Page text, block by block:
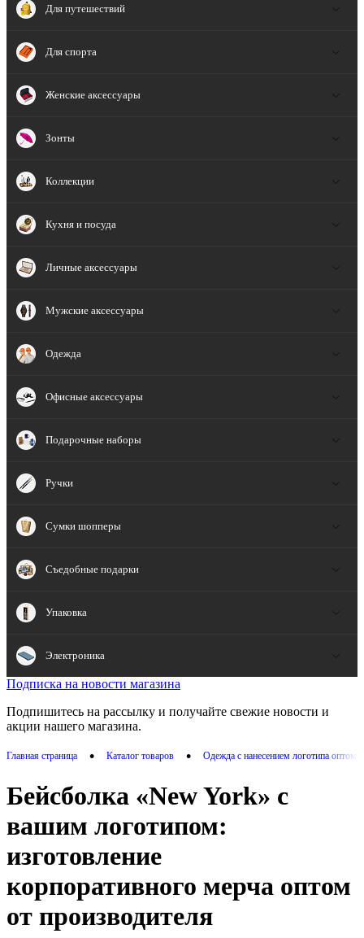
Для путешествий
Для спорта
Женские аксессуары
Зонты
Коллекции
Кухня и посуда
Личные аксессуары
Мужские аксессуары
Одежда
Офисные аксессуары
Подарочные наборы
Ручки
Сумки шопперы
Съедобные подарки
Упаковка
Электроника
Подписка на новости магазина
Подпишитесь на рассылку и получайте свежие новости и
акции нашего магазина.
Главная страница • Каталог товаров • Одежда с нанесением логотипа оптом
Бейсболка «New York» с
вашим логотипом:
изготовление
корпоративного мерча оптом
от производителя